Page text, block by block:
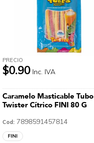
PRECIO
$0.90 Inc. IVA
Caramelo Masticable Tubo
Twister Cítrico FINI 80 G
Cod: 7898591457814
FINI